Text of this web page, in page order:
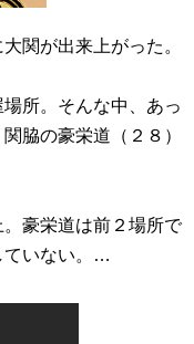
関が出来上がった。
所。そんな中、あっ
脇の豪栄道（２８）
豪栄道は前２場所で
ていない。…